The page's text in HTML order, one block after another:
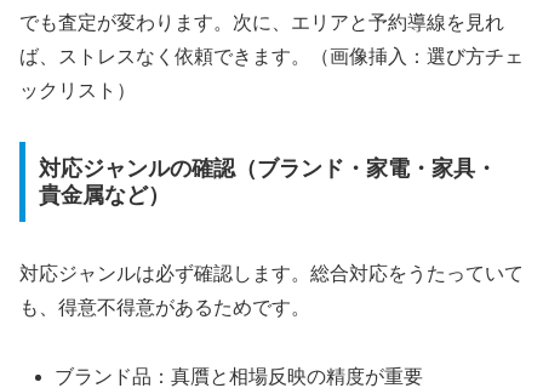
でも査定が変わります。次に、エリアと予約導線を見れ
ば、ストレスなく依頼できます。（画像挿入：選び方チェ
ックリスト）
対応ジャンルの確認（ブランド・家電・家具・
貴金属など）
対応ジャンルは必ず確認します。総合対応をうたっていて
も、得意不得意があるためです。
ブランド品：真贋と相場反映の精度が重要